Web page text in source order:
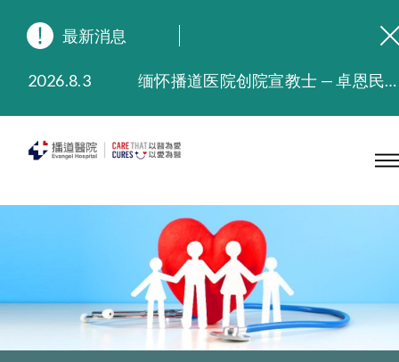
最新消息
2026.8.3
缅怀播道医院创院宣教士 — 卓恩民医生香港追思会
2025.9.23
本院在暴雨或台风警告信号 (包括黑色暴雨及8号或以上热带气旋警告信号) 下，仍会维持有限度服务。如有查询，可致电2711 5222。
2025.7.21
播道医院手机App已推出查阅病歷记录及求诊资料功能，请即下载